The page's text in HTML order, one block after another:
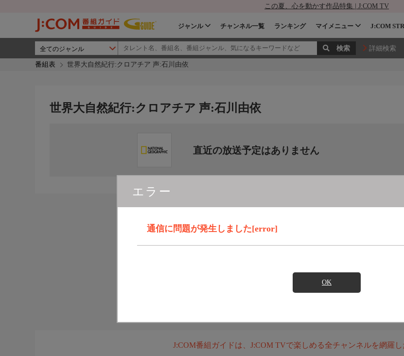
この夏、心を動かす作品特集 | J:COM TV
ジャンル チャンネル一覧 ランキング マイメニュー J:COM
詳細検索
番組表 世界大自然紀行:クロアチア 声:石川由依
エラー
通信に問題が発生しました[error]
OK
世界大自然紀行:クロアチア 声:石川由依
直近の放送予定はありません
J:COM番組ガイドは、J:COM TVで楽しめる全チャンネルを網羅し